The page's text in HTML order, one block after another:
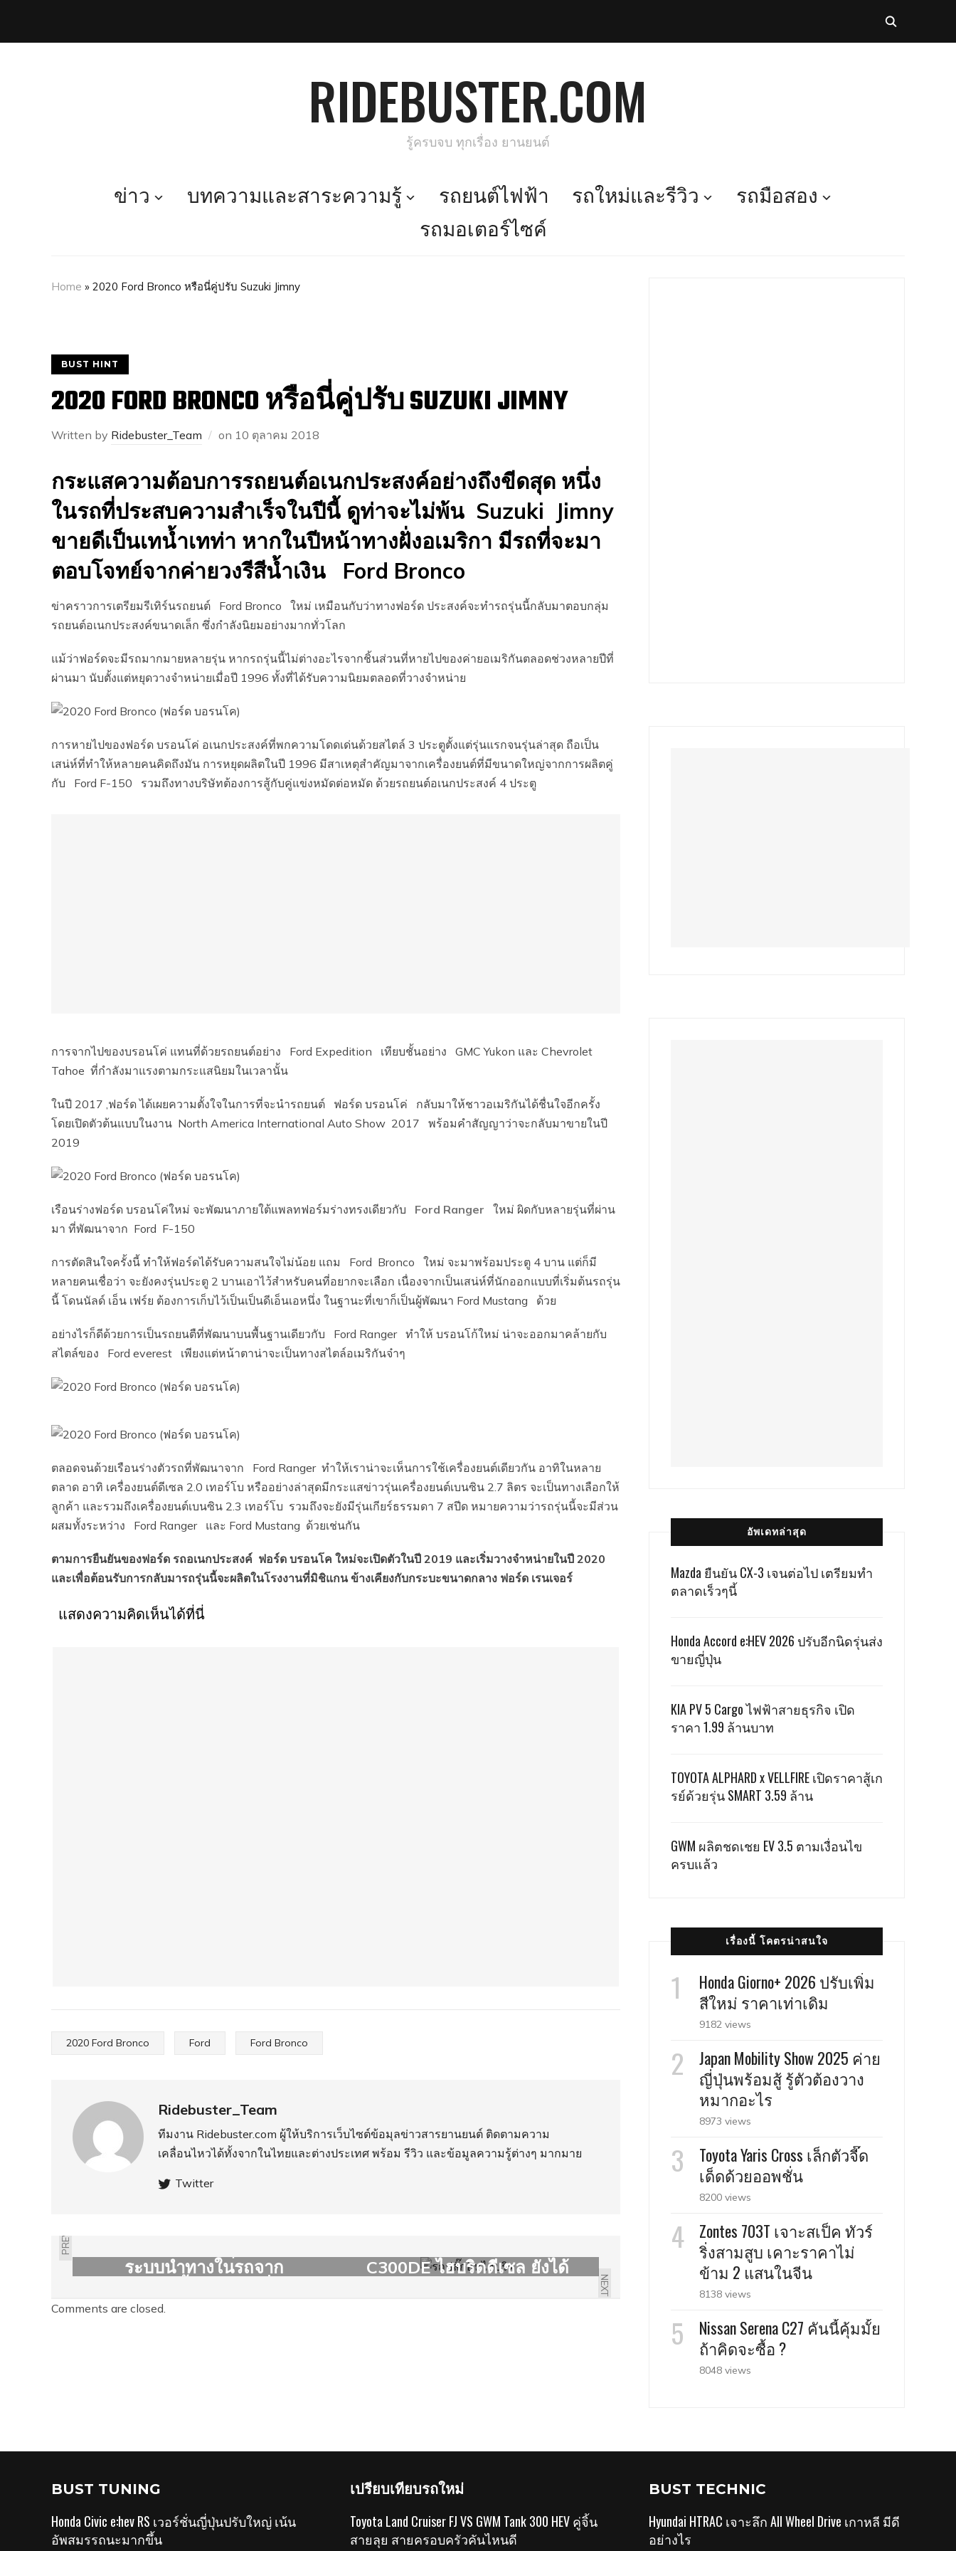
RIDEBUSTER.COM
รู้ครบจบ ทุกเรื่อง ยานยนต์
ข่าว บทความและสาระความรู้ รถยนต์ไฟฟ้า รถใหม่และรีวิว
รถมือสอง
รถมอเตอร์ไซค์
Home » 2020 Ford Bronco หรือนี่คู่ปรับ Suzuki Jimny
BUST HINT
2020 FORD BRONCO หรือนี่คู่ปรับ SUZUKI JIMNY
Written by Ridebuster_Team on 10 ตุลาคม 2018
กระแสความต้อบการรถยนต์อเนกประสงค์อย่างถึงขีดสุด หนึ่ง
ในรถที่ประสบความสำเร็จในปีนี้ ดูท่าจะไม่พ้น Suzuki Jimny
ขายดีเป็นเทน้ำเทท่า หากในปีหน้าทางฝั่งอเมริกา มีรถที่จะมา
ตอบโจทย์จากค่ายวงรีสีน้ำเงิน Ford Bronco
ข่าคราวการเตรียมรีเทิร์นรถยนต์ Ford Bronco ใหม่ เหมือนกับว่าทางฟอร์ด ประสงค์จะทำรถรุ่นนี้กลับมาตอบกลุ่ม
รถยนต์อเนกประสงค์ขนาดเล็ก ซึ่งกำลังนิยมอย่างมากทั่วโลก
แม้ว่าฟอร์ดจะมีรถมากมายหลายรุ่น หากรถรุ่นนี้ไม่ต่างอะไรจากชิ้นส่วนที่หายไปของค่ายอเมริกันตลอดช่วงหลายปีที่
ผ่านมา นับตั้งแต่หยุดวางจำหน่ายเมื่อปี 1996 ทั้งที่ได้รับความนิยมตลอดที่วางจำหน่าย
การหายไปของฟอร์ด บรอนโค่ อเนกประสงค์ที่พกความโดดเด่นด้วยสไตล์ 3 ประตูตั้งแต่รุ่นแรกจนรุ่นล่าสุด ถือเป็น
เสน่ห์ที่ทำให้หลายคนคิดถึงมัน การหยุดผลิตในปี 1996 มีสาเหตุสำคัญมาจากเครื่องยนต์ที่มีขนาดใหญ่จากการผลิตคู่
กับ Ford F-150 รวมถึงทางบริษัทต้องการสู้กับคู่แข่งหมัดต่อหมัด ด้วยรถยนต์อเนกประสงค์ 4 ประตู
การจากไปของบรอนโค่ แทนที่ด้วยรถยนต์อย่าง Ford Expedition เทียบชั้นอย่าง GMC Yukon และ Chevrolet
Tahoe ที่กำลังมาแรงตามกระแสนิยมในเวลานั้น
ในปี 2017 ,ฟอร์ด ได้เผยความตั้งใจในการที่จะนำรถยนต์ ฟอร์ด บรอนโค่ กลับมาให้ชาวอเมริกันได้ชื่นใจอีกครั้ง
โดยเปิดตัวต้นแบบในงาน North America International Auto Show 2017 พร้อมคำสัญญาว่าจะกลับมาขายในปี
2019
เรือนร่างฟอร์ด บรอนโค่ใหม่ จะพัฒนาภายใต้แพลทฟอร์มร่างทรงเดียวกับ Ford Ranger ใหม่ ผิดกับหลายรุ่นที่ผ่าน
มา ที่พัฒนาจาก Ford F-150
การตัดสินใจครั้งนี้ ทำให้ฟอร์ดได้รับความสนใจไม่น้อย แถม Ford Bronco ใหม่ จะมาพร้อมประตู 4 บาน แต่ก็มี
หลายคนเชื่อว่า จะยังคงรุ่นประตู 2 บานเอาไว้สำหรับคนที่อยากจะเลือก เนื่องจากเป็นเสน่ห์ที่นักออกแบบที่เริ่มต้นรถรุ่น
นี้ โดนนัลด์ เอ็น เฟร์ย ต้องการเก็บไว้เป็นเป็นดีเอ็นเอหนึ่ง ในฐานะที่เขาก็เป็นผู้พัฒนา Ford Mustang ด้วย
อย่างไรก็ดีด้วยการเป็นรถยนตืที่พัฒนาบนพื้นฐานเดียวกับ Ford Ranger ทำให้ บรอนโก้ใหม่ น่าจะออกมาคล้ายกับ
สไตล์ของ Ford everest เพียงแต่หน้าตาน่าจะเป็นทางสไตล์อเมริกันจ๋าๆ
ตลอดจนด้วยเรือนร่างตัวรถที่พัฒนาจาก Ford Ranger ทำให้เราน่าจะเห็นการใช้เครื่องยนต์เดียวกัน อาทิในหลาย
ตลาด อาทิ เครื่องยนต์ดีเซล 2.0 เทอร์โบ หรืออย่างล่าสุดมีกระแสข่าวรุ่นเครื่องยนต์เบนซิน 2.7 ลิตร จะเป็นทางเลือกให้
ลูกค้า และรวมถึงเครื่องยนต์เบนซิน 2.3 เทอร์โบ รวมถึงจะยังมีรุ่นเกียร์ธรรมดา 7 สปีด หมายความว่ารถรุ่นนี้จะมีส่วน
ผสมทั้งระหว่าง Ford Ranger และ Ford Mustang ด้วยเช่นกัน
ตามการยืนยันของฟอร์ด รถอเนกประสงค์ ฟอร์ด บรอนโค ใหม่จะเปิดตัวในปี 2019 และเริ่มวางจำหน่ายในปี 2020
และเพื่อต้อนรับการกลับมารถรุ่นนี้จะผลิตในโรงงานที่มิชิแกน ข้างเคียงกับกระบะขนาดกลาง ฟอร์ด เรนเจอร์
แสดงความคิดเห็นได้ที่นี่
2020 Ford Bronco Ford Ford Bronco
Ridebuster_Team
ทีมงาน Ridebuster.com ผู้ให้บริการเว็บไซต์ข้อมุลข่าวสารยานยนต์ ติดตามความ
เคลื่อนไหวได้ทั้งจากในไทยและต่างประเทศ พร้อม รีวิว และข้อมูลความรู้ต่างๆ มากมาย
Twitter
PREVIOUS
ระบบนำทางในรถจาก
NEXT
C300DE ไฮบริดดีเซล ยังได้
Comments are closed.
อัพเดทล่าสุด
Mazda ยืนยัน CX-3 เจนต่อไป เตรียมทำ
ตลาดเร็วๆนี้
Honda Accord e:HEV 2026 ปรับอีกนิดรุ่นส่ง
ขายญี่ปุ่น
KIA PV 5 Cargo ไฟฟ้าสายธุรกิจ เปิด
ราคา 1.99 ล้านบาท
TOYOTA ALPHARD x VELLFIRE เปิดราคาสู้เก
รย์ด้วยรุ่น SMART 3.59 ล้าน
GWM ผลิตชดเชย EV 3.5 ตามเงื่อนไข
ครบแล้ว
เรื่องนี้ โคตรน่าสนใจ
Honda Giorno+ 2026 ปรับเพิ่ม
สีใหม่ ราคาเท่าเดิม
9182 views
Japan Mobility Show 2025 ค่าย
ญี่ปุ่นพร้อมสู้ รู้ตัวต้องวาง
หมากอะไร
8973 views
Toyota Yaris Cross เล็กตัวจี๊ด
เด็ดด้วยออพชั่น
8200 views
Zontes 703T เจาะสเป็ค ทัวร์
ริ่งสามสูบ เคาะราคาไม่
ข้าม 2 แสนในจีน
8138 views
Nissan Serena C27 คันนี้คุ้มมั้ย
ถ้าคิดจะซื้อ ?
8048 views
BUST TUNING
Honda Civic e:hev RS เวอร์ชั่นญี่ปุ่นปรับใหญ่ เน้น
อัพสมรรถนะมากขึ้น
เปรียบเทียบรถใหม่
Toyota Land Cruiser FJ VS GWM Tank 300 HEV คู่จิ้น
สายลุย สายครอบครัวคันไหนดี
BUST TECHNIC
Hyundai HTRAC เจาะลึก All Wheel Drive เกาหลี มีดี
อย่างไร